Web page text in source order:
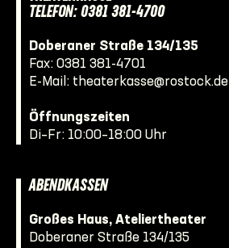
TELEFON: 0381 381-4700
Doberaner Straße 134/135
Fax: 0381 381-4701
E-Mail: theaterkasse@rostock.de
Öffnungszeiten
Di–Fr: 10:00–18:00 Uhr
ABENDKASSEN
Großes Haus, Ateliertheater
Doberaner Straße 134/135